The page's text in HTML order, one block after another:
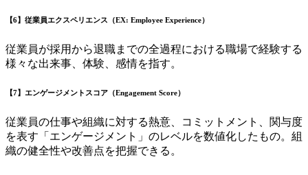
【6】従業員エクスペリエンス （EX: Employee Experience）
従業員が採用から退職までの全過程における職場で経験する
様々な出来事、体験、感情を指す。
【7】エンゲージメントスコア（Engagement Score）
従業員の仕事や組織に対する熱意、コミットメント、関与度
を表す「エンゲージメント」のレベルを数値化したもの。組
織の健全性や改善点を把握できる。